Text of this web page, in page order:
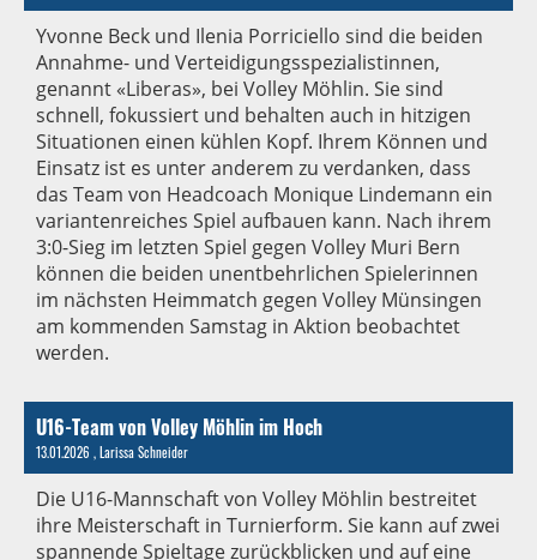
Yvonne Beck und Ilenia Porriciello sind die beiden
Annahme- und Verteidigungsspezialistinnen,
genannt «Liberas», bei Volley Möhlin. Sie sind
schnell, fokussiert und behalten auch in hitzigen
Situationen einen kühlen Kopf. Ihrem Können und
Einsatz ist es unter anderem zu verdanken, dass
das Team von Headcoach Monique Lindemann ein
variantenreiches Spiel aufbauen kann. Nach ihrem
3:0-Sieg im letzten Spiel gegen Volley Muri Bern
können die beiden unentbehrlichen Spielerinnen
im nächsten Heimmatch gegen Volley Münsingen
am kommenden Samstag in Aktion beobachtet
werden.
U16-Team von Volley Möhlin im Hoch
13.01.2026 , Larissa Schneider
Die U16-Mannschaft von Volley Möhlin bestreitet
ihre Meisterschaft in Turnierform. Sie kann auf zwei
spannende Spieltage zurückblicken und auf eine